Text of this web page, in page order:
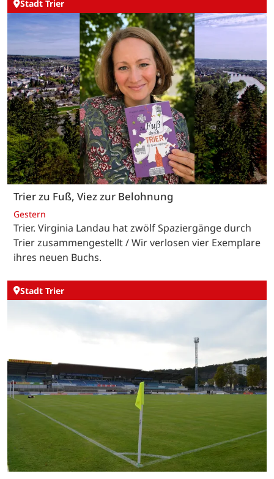
Stadt Trier
Trier zu Fuß, Viez zur Belohnung
Gestern
Trier. Virginia Landau hat zwölf Spaziergänge durch
Trier zusammengestellt / Wir verlosen vier Exemplare
ihres neuen Buchs.
Stadt Trier